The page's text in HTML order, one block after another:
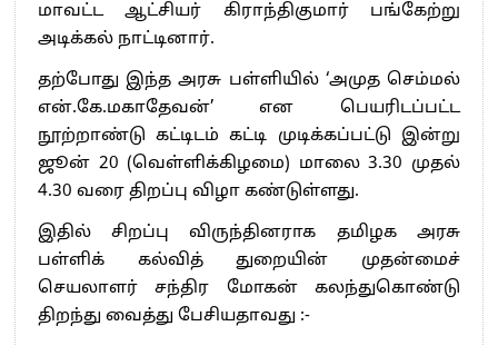
மாவட்ட ஆட்சியர் கிராந்திகுமார் பங்கேற்று
அடிக்கல் நாட்டினார்.
தற்போது இந்த அரசு பள்ளியில் ‘அமுத செம்மல்
என்.கே.மகாதேவன்’ என பெயரிடப்பட்ட
நூற்றாண்டு கட்டிடம் கட்டி முடிக்கப்பட்டு இன்று
ஜூன் 20 (வெள்ளிக்கிழமை) மாலை 3.30 முதல்
4.30 வரை திறப்பு விழா கண்டுள்ளது.
இதில் சிறப்பு விருந்தினராக தமிழக அரசு
பள்ளிக் கல்வித் துறையின் முதன்மைச்
செயலாளர் சந்திர மோகன் கலந்துகொண்டு
திறந்து வைத்து பேசியதாவது :-